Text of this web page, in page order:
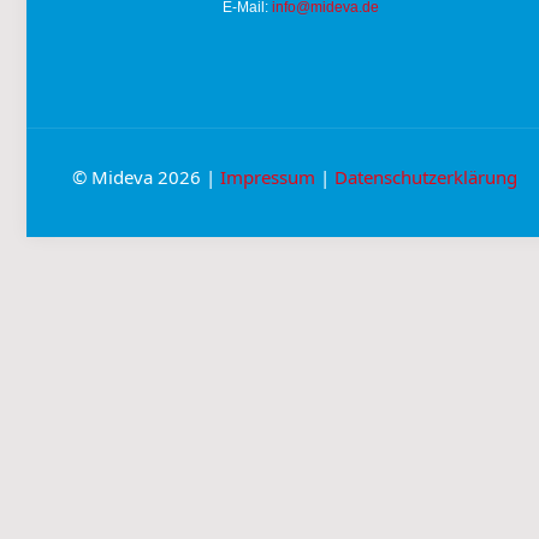
E-Mail: info@mideva.de
© Mideva 2026 | Impressum | Datenschutzerklärung